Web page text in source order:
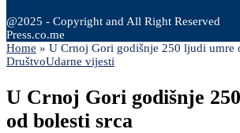
@2025 - Copyright and All Right Reserved
Press.co.me
Home » U Crnoj Gori godišnje 250 ljudi umre
DruštvoUdarne vijesti
U Crnoj Gori godišnje
od bolesti srca